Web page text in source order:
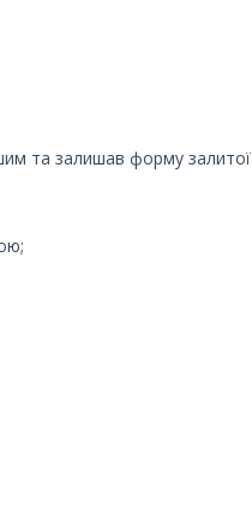
та залишав форму залитої